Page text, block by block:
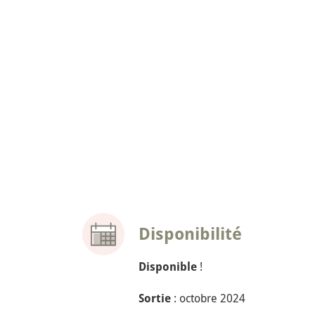
Disponibilité
Disponible !
Sortie : octobre 2024